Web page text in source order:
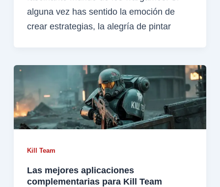
alguna vez has sentido la emoción de
crear estrategias, la alegría de pintar
Kill Team
Las mejores aplicaciones
complementarias para Kill Team